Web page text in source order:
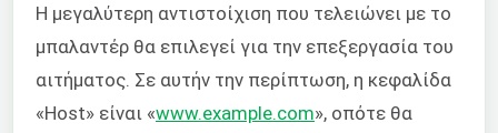
Η μεγαλύτερη αντιστοίχιση που τελειώνει με το
μπαλαντέρ θα επιλεγεί για την επεξεργασία του
αιτήματος. Σε αυτήν την περίπτωση, η κεφαλίδα
«Host» είναι «www.example.com», οπότε θα